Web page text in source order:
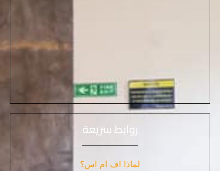
روابط سريعة
لماذا اف ام اس؟